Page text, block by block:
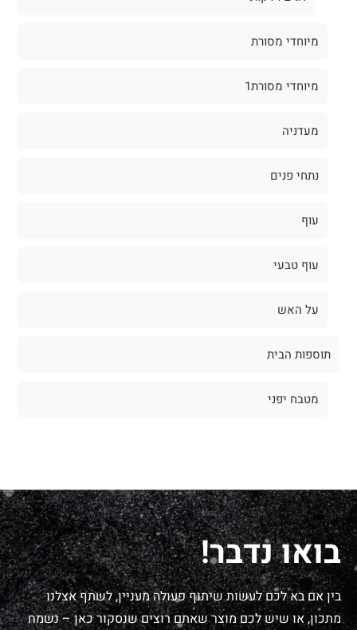
מיוחדי מסורת
מיוחדי מסורת1
מעדניה
נתחי פנים
עוף
עוף טבעי
על האש
תוספות הבית
מטבח יפני
בואו נדבר!
בין אם בא לכם לעשות שיתוף פעולה מעניין, לשתף אצלנו
מתכון, או שיש לכם מוצר שאתם רוצים שנסקור כאן – נשמח